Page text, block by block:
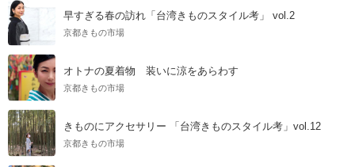
早すぎる春の訪れ「台湾きものスタイル考」 vol.2
京都きもの市場
オトナの夏着物 装いに涼をあらわす
京都きもの市場
きものにアクセサリー 「台湾きものスタイル考」vol.12
京都きもの市場